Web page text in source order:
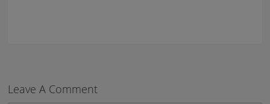
Leave A Comment